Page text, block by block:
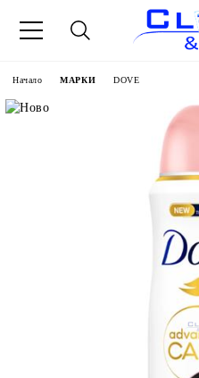
Начало МАРКИ DOVE